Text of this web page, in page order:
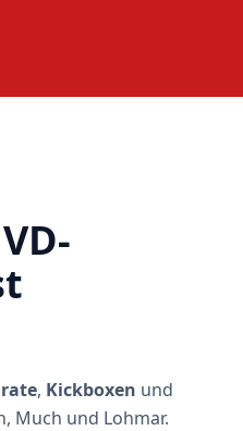
, Kickboxen und
Much und Lohmar.